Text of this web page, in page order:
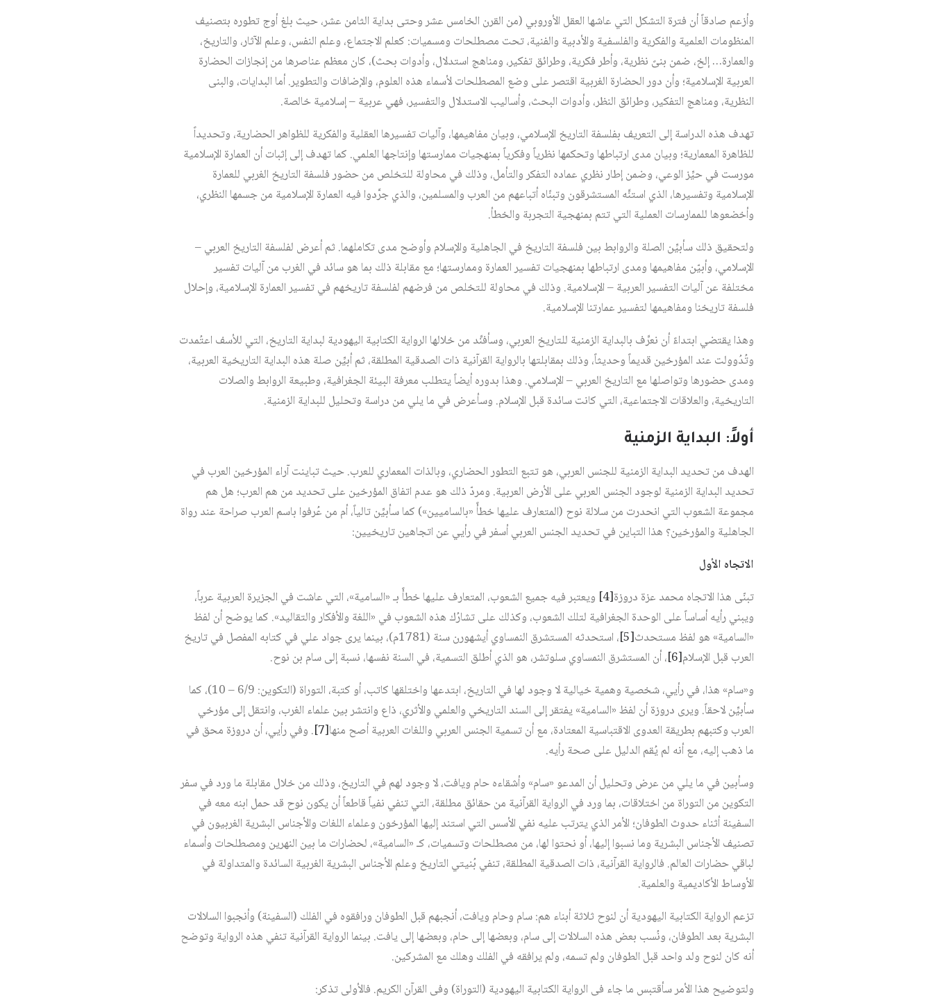
وأزعم صادقاً أن فترة التشكل التي عاشها العقل الأوروبي (من القرن الخامس عشر وحتى بداية الثامن عشر، حيث بلغ أوج تطوره بتصنيف
المنظومات العلمية والفكرية والفلسفية والأدبية والفنية، تحت مصطلحات ومسميات: كعلم الاجتماع، وعلم النفس، وعلم الآثار، والتاريخ،
والعمارة… إلخ، ضمن بنىً نظرية، وأطر فكرية، وطرائق تفكير، ومناهج استدلال، وأدوات بحث)، كان معظم عناصرها من إنجازات الحضارة
العربية الإسلامية؛ وأن دور الحضارة الغربية اقتصر على وضع المصطلحات لأسماء هذه العلوم، والإضافات والتطوير. أما البدايات، والبنى
النظرية، ومناهج التفكير، وطرائق النظر، وأدوات البحث، وأساليب الاستدلال والتفسير، فهي عربية – إسلامية خالصة.
تهدف هذه الدراسة إلى التعريف بفلسفة التاريخ الإسلامي، وبيان مفاهيمها، وآليات تفسيرها العقلية والفكرية للظواهر الحضارية، وتحديداً
للظاهرة المعمارية؛ وبيان مدى ارتباطها وتحكمها نظرياً وفكرياً بمنهجيات ممارستها وإنتاجها العلمي. كما تهدف إلى إثبات أن العمارة الإسلامية
مورست في حيِّز الوعي، وضمن إطار نظري عماده التفكر والتأمل، وذلك في محاولة للتخلص من حضور فلسفة التاريخ الغربي للعمارة
الإسلامية وتفسيرها، الذي استنَّه المستشرقون وتبنّاه أتباعهم من العرب والمسلمين، والذي جرَّدوا فيه العمارة الإسلامية من جسمها النظري،
وأخضعوها للممارسات العملية التي تتم بمنهجية التجربة والخطأ.
ولتحقيق ذلك سأبيِّن الصلة والروابط بين فلسفة التاريخ في الجاهلية والإسلام وأوضح مدى تكاملهما. ثم أعرض لفلسفة التاريخ العربي –
الإسلامي، وأبيّن مفاهيمها ومدى ارتباطها بمنهجيات تفسير العمارة وممارستها؛ مع مقابلة ذلك بما هو سائد في الغرب من آليات تفسير
مختلفة عن آليات التفسير العربية – الإسلامية. وذلك في محاولة للتخلص من فرضهم لفلسفة تاريخهم في تفسير العمارة الإسلامية، وإحلال
فلسفة تاريخنا ومفاهيمها لتفسير عمارتنا الإسلامية.
وهذا يقتضي ابتداءً أن نعرِّف بالبداية الزمنية للتاريخ العربي، وسأفنِّد من خلالها الرواية الكتابية اليهودية لبداية التاريخ، التي للأسف اعتُمدت
وتُدُوولت عند المؤرخين قديماً وحديثاً، وذلك بمقابلتها بالرواية القرآنية ذات الصدقية المطلقة، ثم أبيِّن صلة هذه البداية التاريخية العربية،
ومدى حضورها وتواصلها مع التاريخ العربي – الإسلامي. وهذا بدوره أيضاً يتطلب معرفة البيئة الجغرافية، وطبيعة الروابط والصلات
التاريخية، والعلاقات الاجتماعية، التي كانت سائدة قبل الإسلام. وسأعرض في ما يلي من دراسة وتحليل للبداية الزمنية.
أولاً: البداية الزمنية
الهدف من تحديد البداية الزمنية للجنس العربي، هو تتبع التطور الحضاري، وبالذات المعماري للعرب. حيث تباينت آراء المؤرخين العرب في
تحديد البداية الزمنية لوجود الجنس العربي على الأرض العربية. ومردّ ذلك هو عدم اتفاق المؤرخين على تحديد من هم العرب؛ هل هم
مجموعة الشعوب التي انحدرت من سلالة نوح (المتعارف عليها خطأً «بالساميين») كما سأبيِّن تالياً، أم من عُرفوا باسم العرب صراحة عند رواة
الجاهلية والمؤرخين؟ هذا التباين في تحديد الجنس العربي أسفر في رأيي عن اتجاهين تاريخيين:
الاتجاه الأول
تبنّى هذا الاتجاه محمد عزة دروزة‏[4]
ويعتبر فيه جميع الشعوب، المتعارف عليها خطأً بـ «السامية»، التي عاشت في الجزيرة العربية عرباً،
ويبني رأيه أساساً على الوحدة الجغرافية لتلك الشعوب، وكذلك على تشارُك هذه الشعوب في «اللغة والأفكار والتقاليد». كما يوضح أن لفظ
«السامية» هو لفظ مستحدث‏[5]
، استحدثه المستشرق النمساوي أيشهورن سنة (1781م)، بينما يرى جواد علي في كتابه المفصل في تاريخ
العرب قبل الإسلام‏[6]
، أن المستشرق النمساوي سلوتشر، هو الذي أطلق التسمية، في السنة نفسها، نسبة إلى سام بن نوح.
و«سام» هذا، في رأيي، شخصية وهمية خيالية لا وجود لها في التاريخ، ابتدعها واختلقها كاتب، أو كتبة، التوراة (التكوين: 6/9 – 10)، كما
سأبيِّن لاحقاً. ويرى دروزة أن لفظ «السامية» يفتقر إلى السند التاريخي والعلمي والأثري، ذاع وانتشر بين علماء الغرب، وانتقل إلى مؤرخي
العرب وكتبهم بطريقة العدوى الاقتباسية المعتادة، مع أن تسمية الجنس العربي واللغات العربية أصح منها‏[7]
. وفي رأيي، أن دروزة محق في
ما ذهب إليه، مع أنه لم يُقم الدليل على صحة رأيه.
وسأبين في ما يلي من عرض وتحليل أن المدعو «سام» وأشقاءه حام ويافت، لا وجود لهم في التاريخ، وذلك من خلال مقابلة ما ورد في سفر
التكوين من التوراة من اختلاقات، بما ورد في الرواية القرآنية من حقائق مطلقة، التي تنفي نفياً قاطعاً أن يكون نوح قد حمل ابنه معه في
السفينة أثناء حدوث الطوفان؛ الأمر الذي يترتب عليه نفي الأسس التي استند إليها المؤرخون وعلماء اللغات والأجناس البشرية الغربيون في
تصنيف الأجناس البشرية وما نسبوا إليها، أو نحتوا لها، من مصطلحات وتسميات، كـ «السامية»، لحضارات ما بين النهرين ومصطلحات وأسماء
لباقي حضارات العالم. فالرواية القرآنية، ذات الصدقية المطلقة، تنفي بُنيتي التاريخ وعلم الأجناس البشرية الغربية السائدة والمتداولة في
الأوساط الأكاديمية والعلمية.
تزعم الرواية الكتابية اليهودية أن لنوح ثلاثة أبناء هم: سام وحام ويافت، أنجبهم قبل الطوفان ورافقوه في الفلك (السفينة) وأنجبوا السلالات
البشرية بعد الطوفان، ونُسب بعض هذه السلالات إلى سام، وبعضها إلى حام، وبعضها إلى يافت. بينما الرواية القرآنية تنفي هذه الرواية وتوضح
أنه كان لنوح ولد واحد قبل الطوفان ولم تسمه، ولم يرافقه في الفلك وهلك مع المشركين.
ولتوضيح هذا الأمر سأقتبس ما جاء في الرواية الكتابية اليهودية (التوراة) وفي القرآن الكريم. فالأولى تذكر: